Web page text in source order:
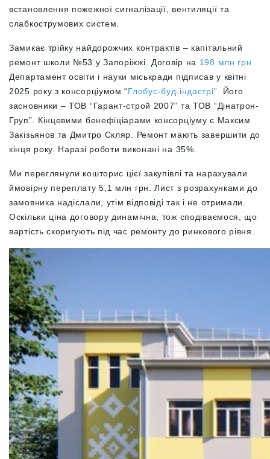
встановлення пожежної сигналізації, вентиляції та
слабкострумових систем.
Замикає трійку найдорожчих контрактів – капітальний
ремонт школи №53 у Запоріжжі. Договір на 198 млн грн
Департамент освіти і науки міськради підписав у квітні
2025 року з консорціумом “Глобус-буд-індастрі”.
Його
засновники – ТОВ “Гарант-строй 2007” та ТОВ “Дінатрон-
Груп”. Кінцевими бенефіціарами консорціуму є Максим
Закізьянов та Дмитро Скляр. Ремонт мають завершити до
кінця року. Наразі роботи виконані на 35%.
Ми переглянули кошторис цієї закупівлі та нарахували
ймовірну переплату 5,1 млн грн. Лист з розрахунками до
замовника надіслали, утім відповіді так і не отримали.
Оскільки ціна договору динамічна, тож сподіваємося, що
вартість скоригують під час ремонту до ринкового рівня.